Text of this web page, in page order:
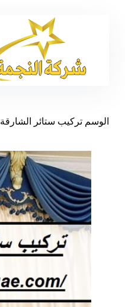
الوسم تركيب ستائر الشارقة